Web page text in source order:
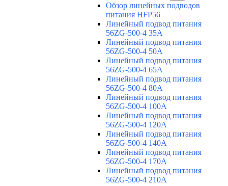
Обзор линейных подводов
питания HFP56
Линейный подвод питания
56ZG-500-4 35A
Линейный подвод питания
56ZG-500-4 50A
Линейный подвод питания
56ZG-500-4 65A
Линейный подвод питания
56ZG-500-4 80A
Линейный подвод питания
56ZG-500-4 100A
Линейный подвод питания
56ZG-500-4 120A
Линейный подвод питания
56ZG-500-4 140A
Линейный подвод питания
56ZG-500-4 170A
Линейный подвод питания
56ZG-500-4 210A